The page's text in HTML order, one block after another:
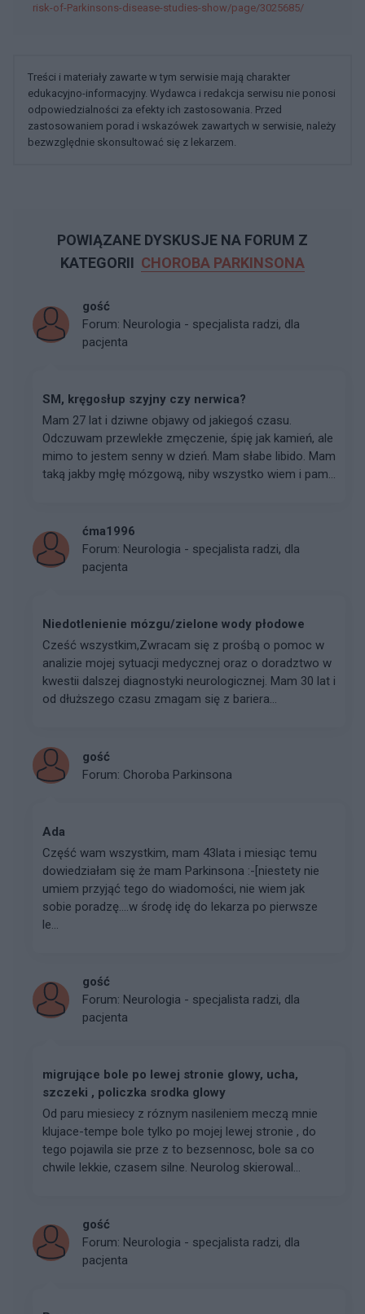
risk-of-Parkinsons-disease-studies-show/page/3025685/
Treści i materiały zawarte w tym serwisie mają charakter
edukacyjno-informacyjny. Wydawca i redakcja serwisu nie ponosi
odpowiedzialności za efekty ich zastosowania. Przed
zastosowaniem porad i wskazówek zawartych w serwisie, należy
bezwzględnie skonsultować się z lekarzem.
POWIĄZANE DYSKUSJE NA FORUM Z
KATEGORII CHOROBA PARKINSONA
gość
Forum: Neurologia - specjalista radzi, dla
pacjenta
SM, kręgosłup szyjny czy nerwica?
Mam 27 lat i dziwne objawy od jakiegoś czasu.
Odczuwam przewlekłe zmęczenie, śpię jak kamień, ale
mimo to jestem senny w dzień. Mam słabe libido. Mam
taką jakby mgłę mózgową, niby wszystko wiem i pam...
ćma1996
Forum: Neurologia - specjalista radzi, dla
pacjenta
Niedotlenienie mózgu/zielone wody płodowe
Cześć wszystkim, ​Zwracam się z prośbą o pomoc w
analizie mojej sytuacji medycznej oraz o doradztwo w
kwestii dalszej diagnostyki neurologicznej. Mam 30 lat i
od dłuższego czasu zmagam się z bariera...
gość
Forum: Choroba Parkinsona
Ada
Część wam wszystkim, mam 43lata i miesiąc temu
dowiedziałam się że mam Parkinsona :-[niestety nie
umiem przyjąć tego do wiadomości, nie wiem jak
sobie poradzę....w środę idę do lekarza po pierwsze
le...
gość
Forum: Neurologia - specjalista radzi, dla
pacjenta
migrujące bole po lewej stronie glowy, ucha,
szczeki , policzka srodka glowy
Od paru miesiecy z róznym nasileniem meczą mnie
klujace-tempe bole tylko po mojej lewej stronie , do
tego pojawila sie prze z to bezsennosc, bole sa co
chwile lekkie, czasem silne. Neurolog skierowal...
gość
Forum: Neurologia - specjalista radzi, dla
pacjenta